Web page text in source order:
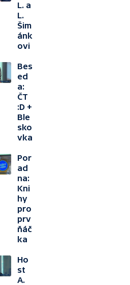
L. a
L.
Šim
ánk
ovi
Bes
ed
a:
ČT
:D +
Ble
sko
vka
Por
ad
na:
Kni
hy
pro
prv
ňáč
ka
Ho
st
A.